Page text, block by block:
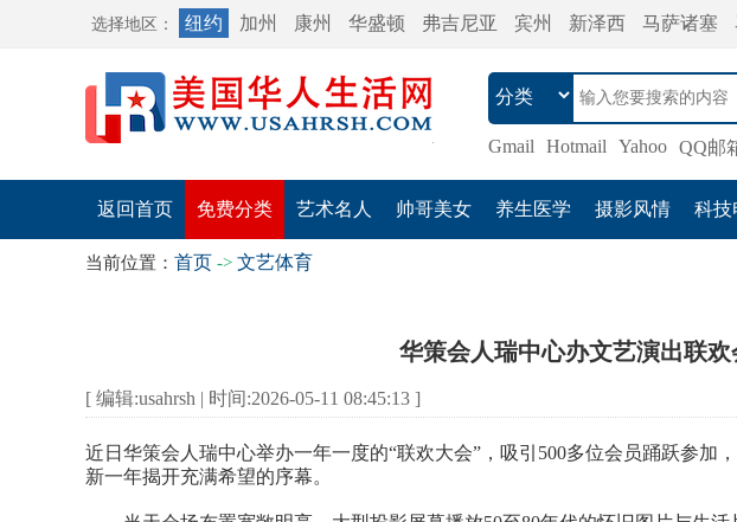
选择地区： 纽约 加州 康州 华盛顿 弗吉尼亚 宾州 新泽西 马萨诸塞
Gmail Hotmail Yahoo QQ邮
返回首页 免费分类 艺术名人 帅哥美女 养生医学 摄影风情 科技
当前位置： 首页 -> 文艺体育
华策会人瑞中心办文艺演出联欢
[ 编辑:usahrsh | 时间:2026-05-11 08:45:13 ]
近日华策会人瑞中心举办一年一度的“联欢大会”，吸引500多位会员踊跃参加
新一年揭开充满希望的序幕。